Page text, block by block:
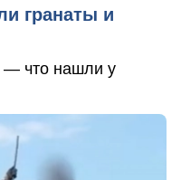
гранаты и
— что нашли у